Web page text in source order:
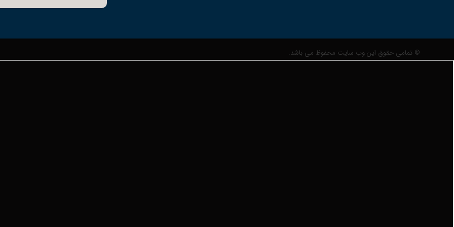
© تمامی حقوق این وب سایت محفوظ می باشد.